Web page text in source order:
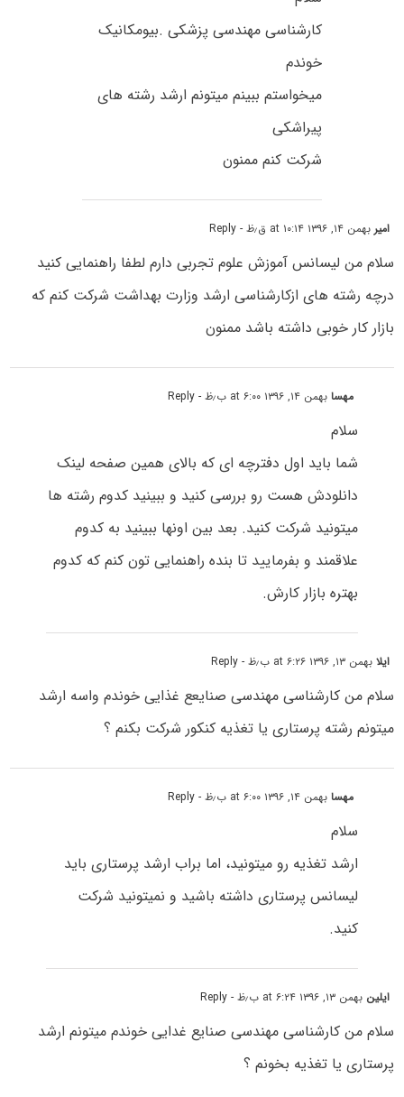
کارشناسی مهندسی پزشکی .بیومکانیک
خوندم
میخواستم ببینم میتونم ارشد رشته های
پیراشکی
شرکت کنم ممنون
امیر بهمن ۱۴, ۱۳۹۶ at ۱۰:۱۴ ق٫ظ - Reply
سلام من لیسانس آموزش علوم تجربی دارم لطفا راهنمایی کنید
درچه رشته های ازکارشناسی ارشد وزارت بهداشت شرکت کنم که
بازار کار خوبی داشته باشد ممنون
مهسابهمن ۱۴, ۱۳۹۶ at ۶:۰۰ ب٫ظ - Reply
سلام
شما باید اول دفترچه ای که بالای همین صفحه لینک
دانلودش هست رو بررسی کنید و ببینید کدوم رشته ها
میتونید شرکت کنید. بعد بین اونها ببینید به کدوم
علاقمند و بفرمایید تا بنده راهنمایی تون کنم که کدوم
بهتره بازار کارش.
ایلابهمن ۱۳, ۱۳۹۶ at ۶:۲۶ ب٫ظ - Reply
سلام من کارشناسی مهندسی صنایعع غذایی خوندم واسه ارشد
میتونم رشته پرستاری یا تغذیه کنکور شرکت بکنم ؟
مهسابهمن ۱۴, ۱۳۹۶ at ۶:۰۰ ب٫ظ - Reply
سلام
ارشد تغذیه رو میتونید، اما براب ارشد پرستاری باید
لیسانس پرستاری داشته باشید و نمیتونید شرکت
کنید.
ایلین بهمن ۱۳, ۱۳۹۶ at ۶:۲۴ ب٫ظ - Reply
سلام من کارشناسی مهندسی صنایع غدایی خوندم میتونم ارشد
پرستاری یا تغذیه بخونم ؟